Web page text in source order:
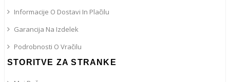
Informacije O Dostavi In ​​plačilu
Garancija Na Izdelek
Podrobnosti O Vračilu
STORITVE ZA STRANKE